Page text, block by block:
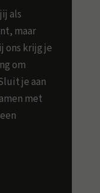
als
maar
ons krijg je
om
je aan
met